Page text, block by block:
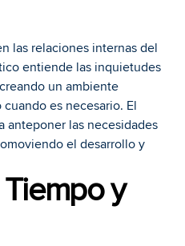
entiende las inquietudes
un ambiente
es necesario. El
anteponer las necesidades
el desarrollo y
y